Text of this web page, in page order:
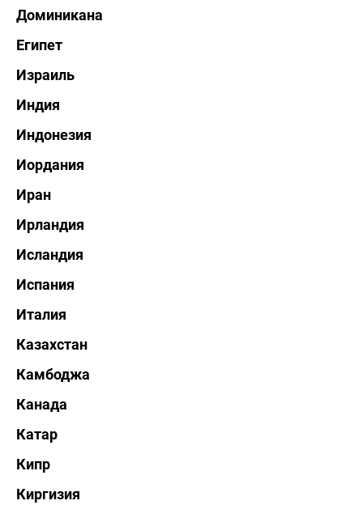
Доминикана
Египет
Израиль
Индия
Индонезия
Иордания
Иран
Ирландия
Исландия
Испания
Италия
Казахстан
Камбоджа
Канада
Катар
Кипр
Киргизия